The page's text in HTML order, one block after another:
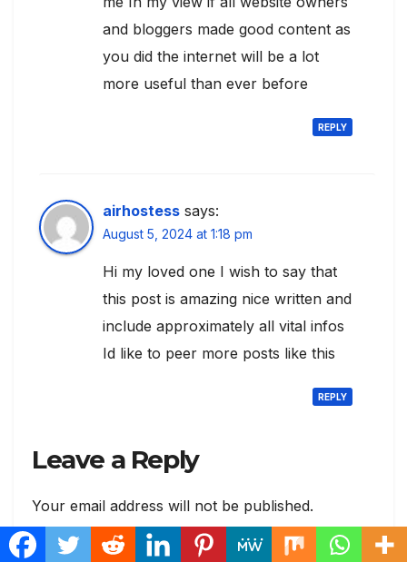
and bloggers made good content as
you did the internet will be a lot
more useful than ever before
REPLY
airhostess says:
August 5, 2024 at 1:18 pm
Hi my loved one I wish to say that
this post is amazing nice written and
include approximately all vital infos
Id like to peer more posts like this
REPLY
Leave a Reply
Your email address will not be published.
Required fields are marked*